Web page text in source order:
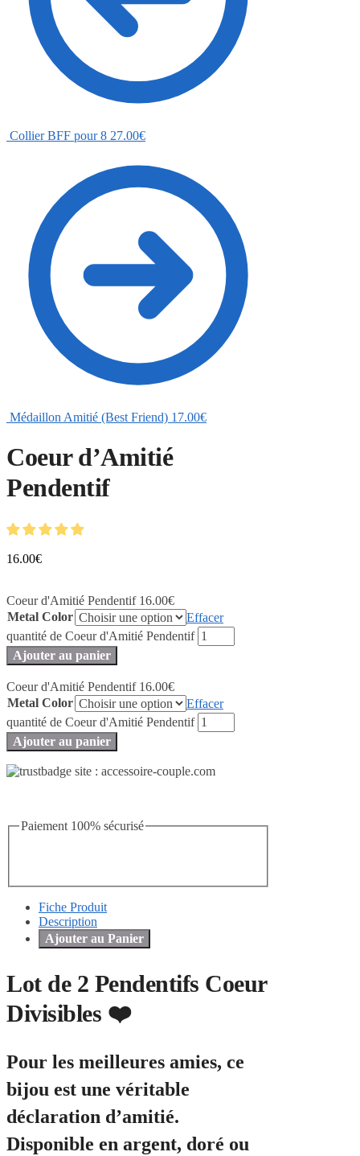
Collier BFF pour 8 27.00€
Médaillon Amitié (Best Friend) 17.00€
Coeur d’Amitié
Pendentif
16.00€
Coeur d'Amitié Pendentif 16.00€
Metal Color
Effacer
quantité de Coeur d'Amitié Pendentif
Ajouter au panier
Coeur d'Amitié Pendentif 16.00€
Metal Color
Effacer
quantité de Coeur d'Amitié Pendentif
Ajouter au panier
Paiement 100% sécurisé
Fiche Produit
Description
Ajouter au Panier
Lot de 2 Pendentifs Coeur
Divisibles ❤️
Pour les meilleures amies, ce
bijou est une véritable
déclaration d’amitié.
Disponible en argent, doré ou